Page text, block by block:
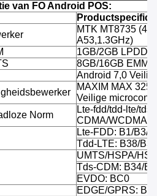
van FO Android POS:
MTK MT8735 (4-
A53,1.3GHz)
1GB/2GB
8GB/16GB
Android 7,0
MAXIM MAX
Veilige
Norm
Lte-fdd/tdd-lte/tds-
CDMA/WCDMA/
Lte-FDD: B1/B3/
Tdd-LTE: B38/
UMTS/HSPA/
Tds-CDM: B34/
EVDO: BC0
EDGE/GPRS: